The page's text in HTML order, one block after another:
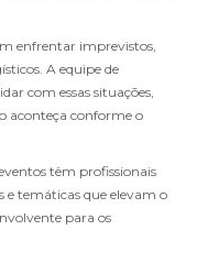
enfrentar imprevistos,
A equipe de
com essas situações,
aconteça conforme o
têm profissionais
e temáticas que elevam o
para os